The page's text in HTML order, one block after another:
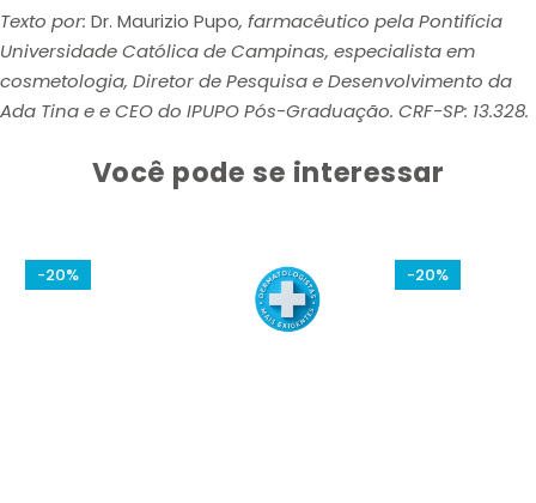
Texto por: Dr. Maurizio Pupo, farmacêutico pela Pontifícia
Universidade Católica de Campinas, especialista em
cosmetologia, Diretor de Pesquisa e Desenvolvimento da
Ada Tina e e CEO do IPUPO Pós-Graduação. CRF-SP: 13.328.
Você pode se interessar
-20% -20%